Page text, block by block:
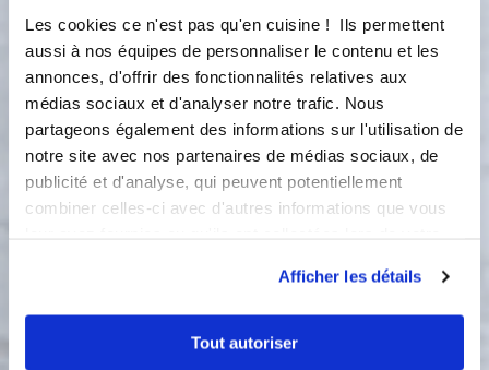
Les cookies ce n'est pas qu'en cuisine ! Ils permettent
aussi à nos équipes de personnaliser le contenu et les
annonces, d'offrir des fonctionnalités relatives aux
médias sociaux et d'analyser notre trafic. Nous
partageons également des informations sur l'utilisation de
notre site avec nos partenaires de médias sociaux, de
publicité et d'analyse, qui peuvent potentiellement
combiner celles-ci avec d'autres informations que vous
Afficher les détails
Tout autoriser
Enfournez pour 20 min à 180°C.
Personnellement je le fais la veille
pour le lendemain et je le laisse une
quantités pour un gros brownie
famille nombreuse!. On peut le servir
avec une crème anglaise...
40s 3
Bon appétit !